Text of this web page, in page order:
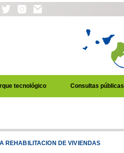
tecnológico Consultas públicas
REHABILITACION DE VIVIENDAS